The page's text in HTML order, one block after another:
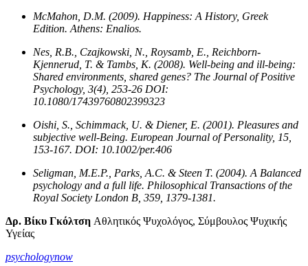
McMahon, D.M. (2009). Happiness: A History, Greek
Edition. Athens: Enalios.
Nes, R.B., Czajkowski, N., Roysamb, E., Reichborn-
Kjennerud, T. & Tambs, K. (2008). Well-being and ill-being:
Shared environments, shared genes? The Journal of Positive
Psychology, 3(4), 253-26 DOI:
10.1080/17439760802399323
Oishi, S., Schimmack, U. & Diener, E. (2001). Pleasures and
subjective well-Being. European Journal of Personality, 15,
153-167. DOI: 10.1002/per.406
Seligman, M.E.P., Parks, A.C. & Steen T. (2004). A Balanced
psychology and a full life. Philosophical Transactions of the
Royal Society London B, 359, 1379-1381.
Δρ. Βίκυ Γκόλτση Αθλητικός Ψυχολόγος, Σύμβουλος Ψυχικής
Υγείας
psychologynow